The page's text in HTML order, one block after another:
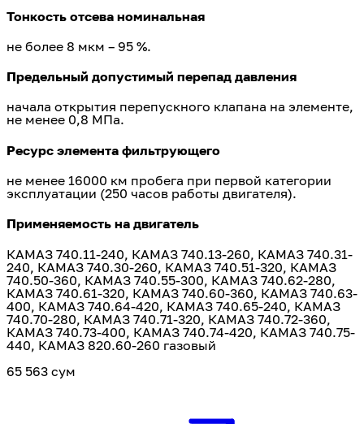
Тонкость отсева номинальная
не более 8 мкм – 95 %.
Предельный допустимый перепад давления
начала открытия перепускного клапана на элементе,
не менее 0,8 МПа.
Ресурс элемента фильтрующего
не менее 16000 км пробега при первой категории
эксплуатации (250 часов работы двигателя).
Применяемость на двигатель
КАМАЗ 740.11-240, КАМАЗ 740.13-260, КАМАЗ 740.31-
240, КАМАЗ 740.30-260, КАМАЗ 740.51-320, КАМАЗ
740.50-360, КАМАЗ 740.55-300, КАМАЗ 740.62-280,
КАМАЗ 740.61-320, КАМАЗ 740.60-360, КАМАЗ 740.63-
400, КАМАЗ 740.64-420, КАМАЗ 740.65-240, КАМАЗ
740.70-280, КАМАЗ 740.71-320, КАМАЗ 740.72-360,
КАМАЗ 740.73-400, КАМАЗ 740.74-420, КАМАЗ 740.75-
440, КАМАЗ 820.60-260 газовый
65 563 сум